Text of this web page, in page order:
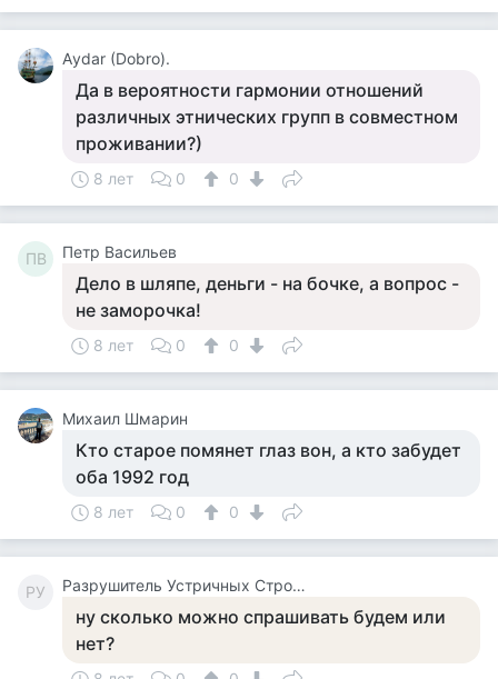
Аydar (Dobro).
Да в вероятности гармонии отношений
различных этнических групп в совместном
проживании?)
8 лет 0 0
ПВ Петр Васильев
Дело в шляпе, деньги - на бочке, а вопрос -
не заморочка!
8 лет 0 0
Михаил Шмарин
Кто старое помянет глаз вон, а кто забудет
оба 1992 год
8 лет 0 0
РУ Разрушитель Устричных Строевых Стереотипов
ну сколько можно спрашивать будем или
нет?